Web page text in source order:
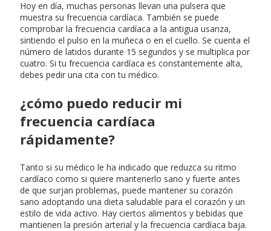
Hoy en día, muchas personas llevan una pulsera que
muestra su frecuencia cardíaca. También se puede
comprobar la frecuencia cardíaca a la antigua usanza,
sintiendo el pulso en la muñeca o en el cuello. Se cuenta el
número de latidos durante 15 segundos y se multiplica por
cuatro. Si tu frecuencia cardíaca es constantemente alta,
debes pedir una cita con tu médico.
¿cómo puedo reducir mi
frecuencia cardíaca
rápidamente?
Tanto si su médico le ha indicado que reduzca su ritmo
cardíaco como si quiere mantenerlo sano y fuerte antes
de que surjan problemas, puede mantener su corazón
sano adoptando una dieta saludable para el corazón y un
estilo de vida activo. Hay ciertos alimentos y bebidas que
mantienen la presión arterial y la frecuencia cardíaca baja.